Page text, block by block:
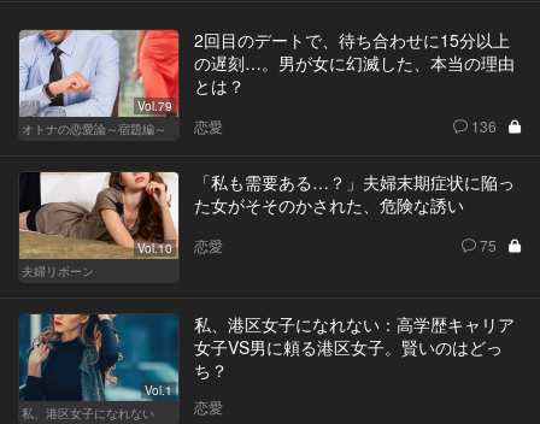
Vol.79
オトナの恋愛論～宿題編～
2回目のデートで、待ち合わせに15分以上
の遅刻…。男が女に幻滅した、本当の理由
とは？
恋愛 136
Vol.10
夫婦リボーン
「私も需要ある…？」夫婦末期症状に陥っ
た女がそそのかされた、危険な誘い
恋愛 75
Vol.1
私、港区女子になれない
私、港区女子になれない：高学歴キャリア
女子VS男に頼る港区女子。賢いのはどっ
ち？
恋愛